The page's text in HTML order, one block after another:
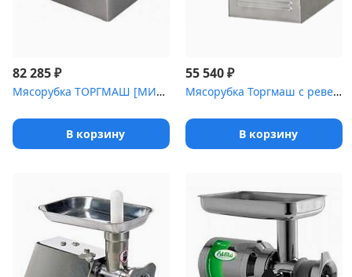
82 285₽
Мясорубка ТОРГМАШ [МИМ-300]
В корзину
55 540₽
Мясорубка Торгмаш с реверсом [М-80М/220]
В корзину